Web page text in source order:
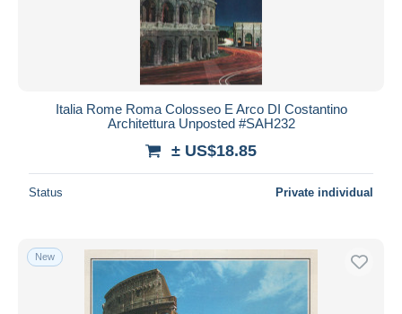
Italia Rome Roma Colosseo E Arco DI Costantino
Architettura Unposted #SAH232
± US$18.85
Status Private individual
New